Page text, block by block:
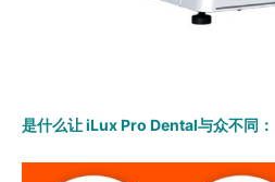
是什么让 iLux Pro Dental与众不同：